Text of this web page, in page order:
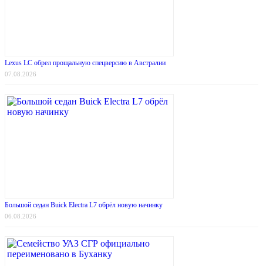
Lexus LC обрел прощальную спецверсию в Австралии
07.08.2026
Большой седан Buick Electra L7 обрёл новую начинку
06.08.2026